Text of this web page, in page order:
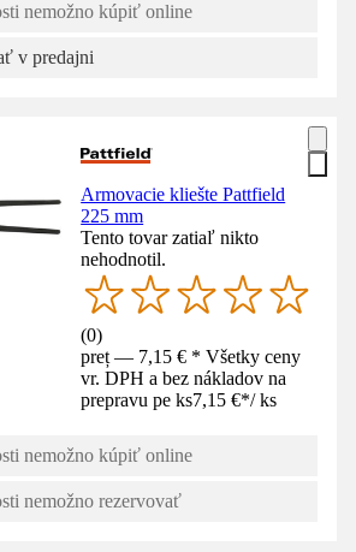
nemožno kúpiť online
v predajni
Armovacie kliešte Pattfield
225 mm
Tento tovar zatiaľ nikto
nehodnotil.
(0)
preț — 7,15 € * Všetky ceny
vr. DPH a bez nákladov na
prepravu pe ks7,15 €*/ ks
nemožno kúpiť online
nemožno rezervovať